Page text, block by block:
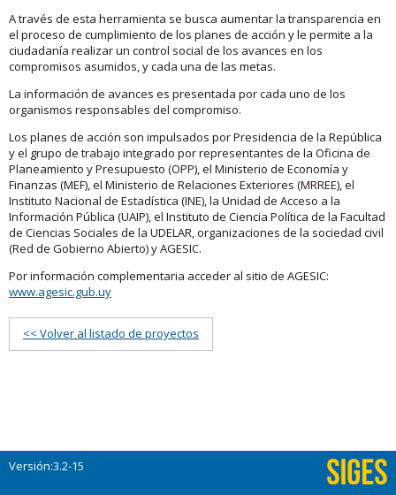
A través de esta herramienta se busca aumentar la transparencia en
el proceso de cumplimiento de los planes de acción y le permite a la
ciudadanía realizar un control social de los avances en los
compromisos asumidos, y cada una de las metas.
La información de avances es presentada por cada uno de los
organismos responsables del compromiso.
Los planes de acción son impulsados por Presidencia de la República
y el grupo de trabajo integrado por representantes de la Oficina de
Planeamiento y Presupuesto (OPP), el Ministerio de Economía y
Finanzas (MEF), el Ministerio de Relaciones Exteriores (MRREE), el
Instituto Nacional de Estadística (INE), la Unidad de Acceso a la
Información Pública (UAIP), el Instituto de Ciencia Política de la Facultad
de Ciencias Sociales de la UDELAR, organizaciones de la sociedad civil
(Red de Gobierno Abierto) y AGESIC.
Por información complementaria acceder al sitio de AGESIC:
www.agesic.gub.uy
<< Volver al listado de proyectos
Versión:3.2-15